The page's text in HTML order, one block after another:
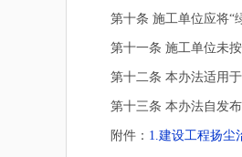
第十条 施工单位应将“绿
第十一条 施工单位未按
第十二条 本办法适用于
第十三条 本办法自发布
附件： 1.建设工程扬尘